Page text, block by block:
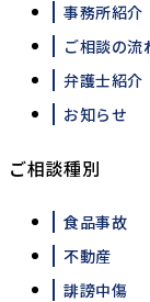
事務所紹介
お知らせ
弁護士紹介
ご相談の流
ご相談種別
食品事故
不動産
誹謗中傷